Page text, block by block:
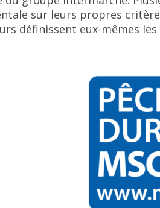
sur leurs propres
définissent eux-mêmes